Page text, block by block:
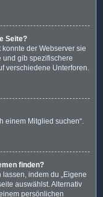
Seite?
der Webserver sie
und gib spezifischere
verschiedene Unterforen.
einem Mitglied suchen“.
finden?
indem du „Eigene
auswählst. Alternativ
persönlichen